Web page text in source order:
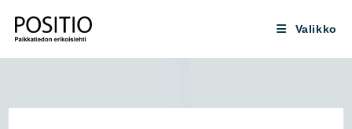
suoraan
sisältöön
Valikko